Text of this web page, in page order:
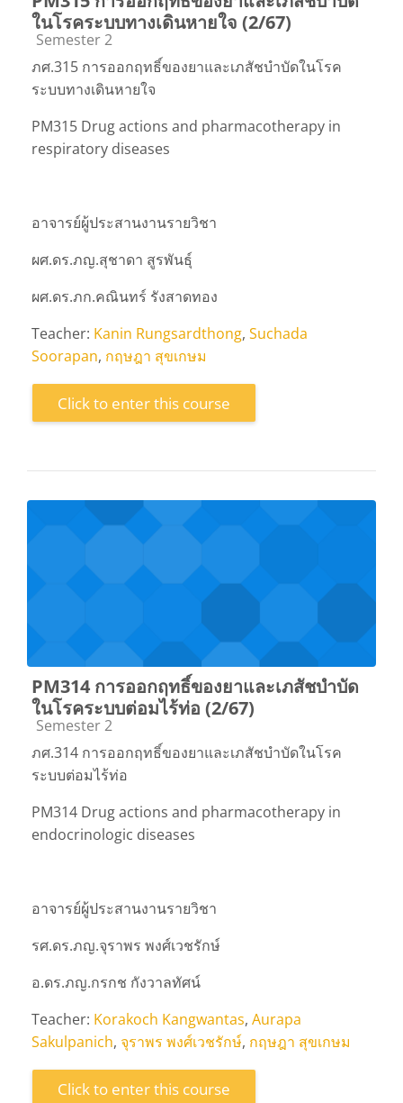
ในโรคระบบทางเดินหายใจ (2/67)
Course category
Semester 2
ภศ.315 การออกฤทธิ์ของยาและเภสัชบำบัดในโรค
ระบบทางเดินหายใจ
PM315 Drug actions and pharmacotherapy in
respiratory diseases
อาจารย์ผู้ประสานงานรายวิชา
ผศ.ดร.ภญ.สุชาดา สูรพันธุ์
ผศ.ดร.ภก.คณินทร์ รังสาดทอง
Teacher: Kanin Rungsardthong, Suchada
Soorapan, กฤษฎา สุขเกษม
Click to enter this course
PM314 การออกฤทธิ์ของยาและเภสัชบำบัด
ในโรคระบบต่อมไร้ท่อ (2/67)
Course category
Semester 2
ภศ.314 การออกฤทธิ์ของยาและเภสัชบำบัดในโรค
ระบบต่อมไร้ท่อ
PM314 Drug actions and pharmacotherapy in
endocrinologic diseases
อาจารย์ผู้ประสานงานรายวิชา
รศ.ดร.ภญ.จุราพร พงศ์เวชรักษ์
อ.ดร.ภญ.กรกช กังวาลทัศน์
Teacher: Korakoch Kangwantas, Aurapa
Sakulpanich, จุราพร พงศ์เวชรักษ์, กฤษฎา สุขเกษม
Click to enter this course